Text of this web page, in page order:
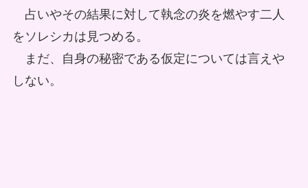
占いやその結果に対して執念の炎を燃やす二人
をソレシカは見つめる。
まだ、自身の秘密である仮定については言えや
しない。